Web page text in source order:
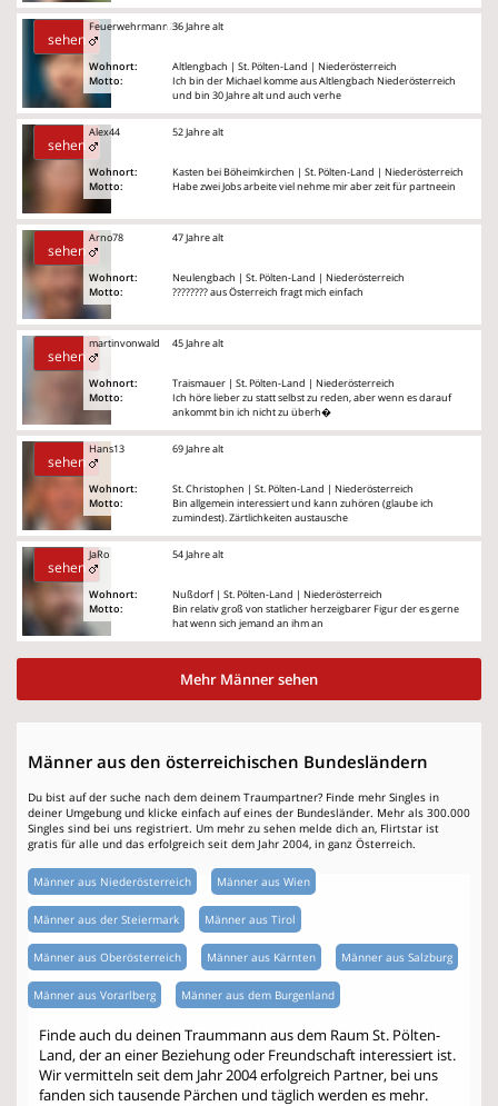
sehen
Feuerwehrmann29
Wohnort:
Motto:
36 Jahre alt
Altlengbach | St. Pölten-Land | Niederösterreich
Ich bin der Michael komme aus Altlengbach Niederösterreich
und bin 30 Jahre alt und auch verhe
sehen
Alex44
Wohnort:
Motto:
52 Jahre alt
Kasten bei Böheimkirchen | St. Pölten-Land | Niederösterreich
Habe zwei Jobs arbeite viel nehme mir aber zeit für partneein
sehen
Arno78
Wohnort:
Motto:
47 Jahre alt
Neulengbach | St. Pölten-Land | Niederösterreich
???????? aus Österreich fragt mich einfach
sehen
martinvonwald
Wohnort:
Motto:
45 Jahre alt
Traismauer | St. Pölten-Land | Niederösterreich
Ich höre lieber zu statt selbst zu reden, aber wenn es darauf
ankommt bin ich nicht zu überh�
sehen
Hans13
Wohnort:
Motto:
69 Jahre alt
St. Christophen | St. Pölten-Land | Niederösterreich
Bin allgemein interessiert und kann zuhören (glaube ich
zumindest). Zärtlichkeiten austausche
sehen
JaRo
Wohnort:
Motto:
54 Jahre alt
Nußdorf | St. Pölten-Land | Niederösterreich
Bin relativ groß von statlicher herzeigbarer Figur der es gerne
hat wenn sich jemand an ihm an
Mehr Männer sehen
Männer aus den österreichischen Bundesländern
Du bist auf der suche nach dem deinem Traumpartner? Finde mehr Singles in
deiner Umgebung und klicke einfach auf eines der Bundesländer. Mehr als 300.000
Singles sind bei uns registriert. Um mehr zu sehen melde dich an, Flirtstar ist
gratis für alle und das erfolgreich seit dem Jahr 2004, in ganz Österreich.
Männer aus Niederösterreich Männer aus Wien
Männer aus der Steiermark Männer aus Tirol
Männer aus Oberösterreich Männer aus Kärnten Männer aus Salzburg
Männer aus Vorarlberg Männer aus dem Burgenland
Finde auch du deinen Traummann aus dem Raum St. Pölten-
Land, der an einer Beziehung oder Freundschaft interessiert ist.
Wir vermitteln seit dem Jahr 2004 erfolgreich Partner, bei uns
fanden sich tausende Pärchen und täglich werden es mehr.